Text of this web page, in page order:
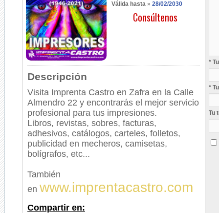
Válida hasta » 28/02/2030
Consúltenos
Descripción
Visita Imprenta Castro en Zafra en la Calle
Almendro 22 y encontrarás el mejor servicio
profesional para tus impresiones.
Libros, revistas, sobres, facturas,
adhesivos, catálogos, carteles, folletos,
publicidad en mecheros, camisetas,
bolígrafos, etc...
También
en www.imprentacastro.com
Compartir en:
*
*
Tu